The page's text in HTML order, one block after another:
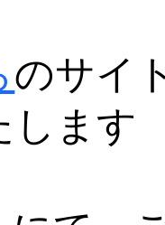
のサイ
します